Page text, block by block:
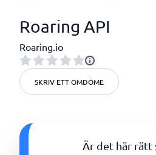
Roaring API
Roaring.io
SKRIV ETT OMDÖME
Är det här rätt